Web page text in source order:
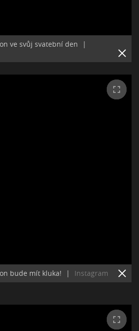
ve svůj svatební den
|
bude mít kluka! | Instagram